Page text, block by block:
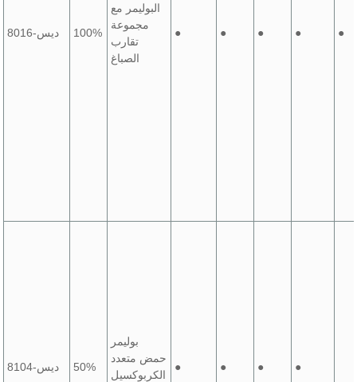
ديس-8016 100%
البوليمر مع
مجموعة
تقارب
الصباغ
● ● ● ● ●
ديس-8104 50%
بوليمر
حمض متعدد
الكربوكسيل
● ● ● ●